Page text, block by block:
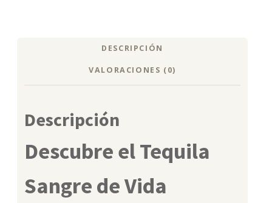
DESCRIPCIÓN
VALORACIONES (0)
Descripción
Descubre el Tequila
Sangre de Vida